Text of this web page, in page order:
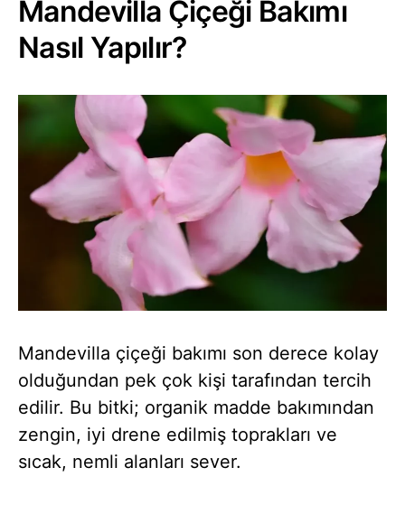
Mandevilla Çiçeği Bakımı
Nasıl Yapılır?
Mandevilla çiçeği bakımı son derece kolay
olduğundan pek çok kişi tarafından tercih
edilir. Bu bitki; organik madde bakımından
zengin, iyi drene edilmiş toprakları ve
sıcak, nemli alanları sever.